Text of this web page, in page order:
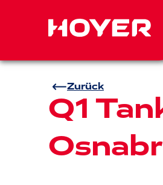
Zurück
Q1